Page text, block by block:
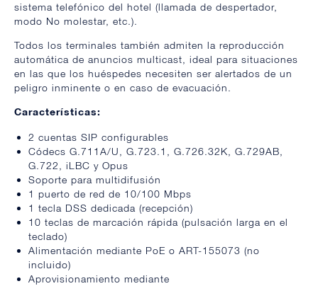
sistema telefónico del hotel (llamada de despertador,
modo No molestar, etc.).
Todos los terminales también admiten la reproducción
automática de anuncios multicast, ideal para situaciones
en las que los huéspedes necesiten ser alertados de un
peligro inminente o en caso de evacuación.
Características:
2 cuentas SIP configurables
Códecs G.711A/U, G.723.1, G.726.32K, G.729AB,
G.722, iLBC y Opus
Soporte para multidifusión
1 puerto de red de 10/100 Mbps
1 tecla DSS dedicada (recepción)
10 teclas de marcación rápida (pulsación larga en el
teclado)
Alimentación mediante PoE o ART-155073 (no
incluido)
Aprovisionamiento mediante